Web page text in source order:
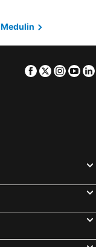
Medulin
Facebook
Twitter